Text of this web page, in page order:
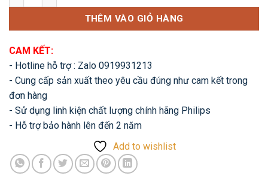
THÊM VÀO GIỎ HÀNG
CAM KẾT:
- Hotline hỗ trợ : Zalo 0919931213
- Cung cấp sản xuất theo yêu cầu đúng như cam kết trong
đơn hàng
- Sử dụng linh kiện chất lượng chính hãng Philips
- Hỗ trợ bảo hành lên đến 2 năm
Add to wishlist